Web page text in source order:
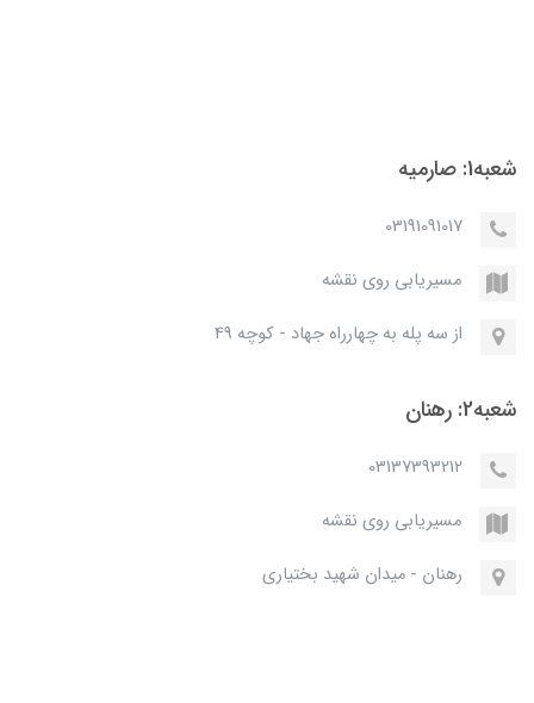
شعبه1: صارمیه
03191091017
مسیریابی روی نقشه
از سه پله به چهارراه جهاد - کوچه 49
شعبه2: رهنان
03137393212
مسیریابی روی نقشه
رهنان - میدان شهید بختیاری